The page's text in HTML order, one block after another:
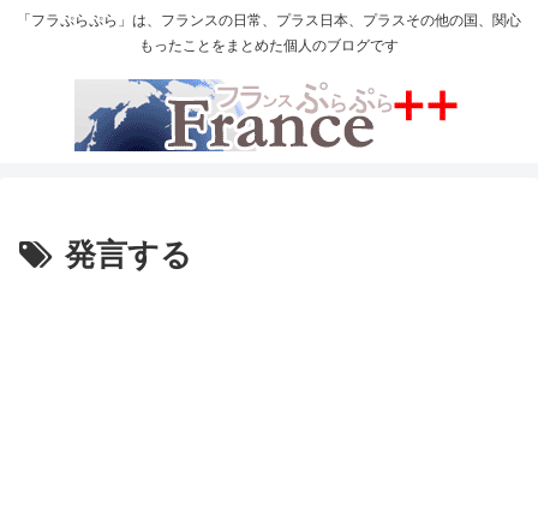
「フラぷらぷら」は、フランスの日常、プラス日本、プラスその他の国、関心
もったことをまとめた個人のブログです
発言する